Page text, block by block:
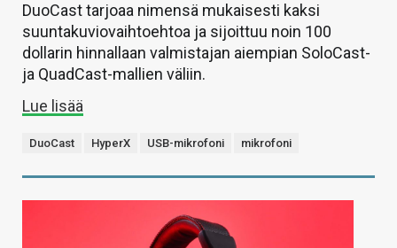
DuoCast tarjoaa nimensä mukaisesti kaksi
suuntakuviovaihtoehtoa ja sijoittuu noin 100
dollarin hinnallaan valmistajan aiempian SoloCast-
ja QuadCast-mallien väliin.
Lue lisää
DuoCast HyperX USB-mikrofoni mikrofoni